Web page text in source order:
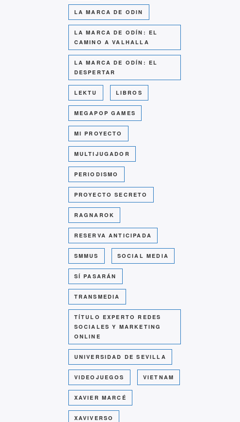
LA MARCA DE ODIN
LA MARCA DE ODÍN: EL
CAMINO A VALHALLA
LA MARCA DE ODÍN: EL
DESPERTAR
LEKTU LIBROS
MEGAPOP GAMES
MI PROYECTO
MULTIJUGADOR
PERIODISMO
PROYECTO SECRETO
RAGNAROK
RESERVA ANTICIPADA
SMMUS SOCIAL MEDIA
SÍ PASARÁN
TRANSMEDIA
TÍTULO EXPERTO REDES
SOCIALES Y MARKETING
ONLINE
UNIVERSIDAD DE SEVILLA
VIDEOJUEGOS VIETNAM
XAVIER MARCÉ
XAVIVERSO